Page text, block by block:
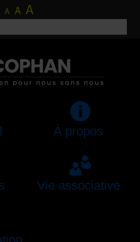
À propos
Vie associative